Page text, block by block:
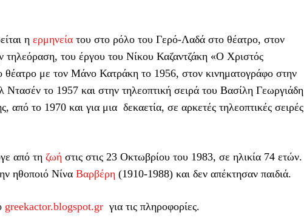
η ερμηνείατου στο ρόλο του Γερό-Λαδά στο θέατρο, στον
τηλεόραση, του έργου του Νίκου Καζαντζάκη «Ο Χριστός
θέατρο με τον Μάνο Κατράκη το 1956, στον κινηματογράφο στην
Ντασέν το 1957 και στην τηλεοπτική σειρά του Βασίλη
από το 1970 και για μια δεκαετία, σε αρκετές τηλεοπτικές
από τη ζωήστις στις 23 Οκτωβρίου του 1983, σε ηλικία 74 ετών.
ηθοποιό Νίνα Βαρβέρη(1910-1988) και δεν απέκτησαν παιδιά.
greekactor.blogspot.grγια τις πληροφορίες.